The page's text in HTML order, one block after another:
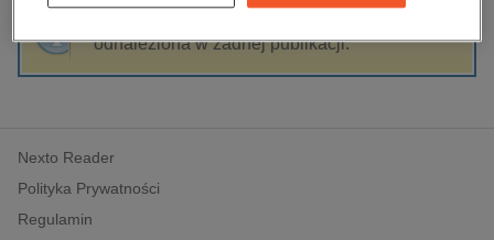
edukacja
hobby, sport, rozrywka
komputery, internet, technologie, informatyka
polityka, społeczno-informacyjne
psychologiczne
inne
odnaleziona w żadnej publikacji.
Nexto Reader
Polityka Prywatności
Regulamin